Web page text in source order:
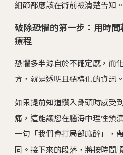
細節都應該在術前被清楚告知。
破除恐懼的第一步：用時
療程
恐懼多半源自於不確定感，而
方，就是透明且結構化的資訊。
如果提前知道鑽入骨頭時感受
痛，這能讓您在腦海中理性預
一句「我們會打局部麻醉」，
同。接下來的段落，將按時間